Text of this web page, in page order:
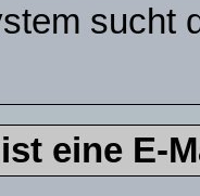
sucht
eine E-